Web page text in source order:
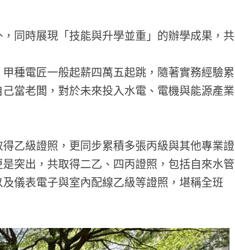
同時展現「技能與升學並重」的辦學成果，共
種電匠一般起薪四萬五起跳，隨著實務經驗累
當老闆，對於未來投入水電、電機與能源產業
乙級證照，更同步累積多張丙級與其他專業證
突出，共取得二乙、四丙證照，包括自來水管
儀表電子與室內配線乙級等證照，堪稱全班